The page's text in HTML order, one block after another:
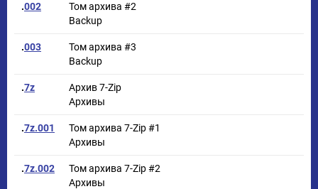
.002
Том архива #2
Backup
.003
Том архива #3
Backup
.7z
Архив 7-Zip
Архивы
.7z.001
Том архива 7-Zip #1
Архивы
.7z.002
Том архива 7-Zip #2
Архивы